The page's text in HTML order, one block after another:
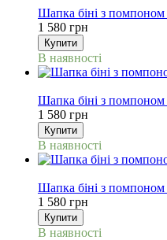
Шапка біні з помпоном
1 580 грн
Купити
В наявності
Шапка біні з
1 580 грн
Купити
В наявності
Шапка біні з
1 580 грн
Купити
В наявності